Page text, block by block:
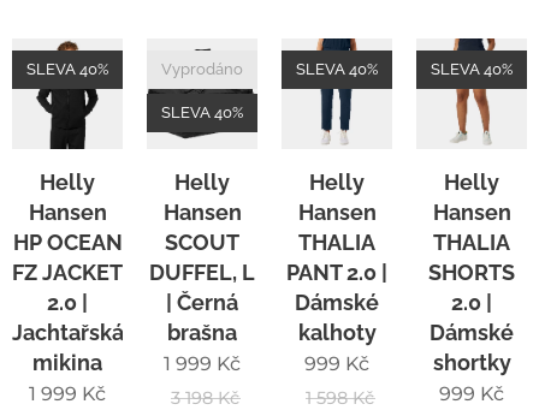
Helly
Hansen
HP OCEAN
FZ JACKET
2.0 |
Jachtařská
mikina
SLEVA 40%
1 999 Kč
Helly
Hansen
SCOUT
DUFFEL, L
| Černá
brašna
Vyprodáno
SLEVA 40%
1 999 Kč
3 198Kč
Helly
Hansen
THALIA
PANT 2.0 |
Dámské
kalhoty
SLEVA 40%
999 Kč
1 598Kč
Helly
Hansen
THALIA
SHORTS
2.0 |
Dámské
shortky
SLEVA 40%
999 Kč